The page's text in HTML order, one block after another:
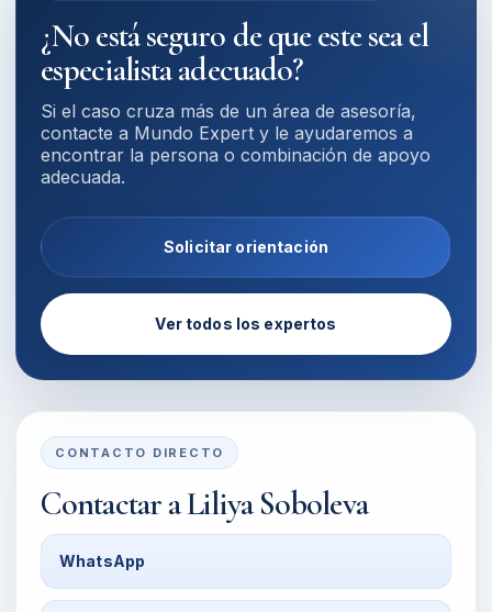
¿No está seguro de que este sea el
especialista adecuado?
Si el caso cruza más de un área de asesoría,
contacte a Mundo Expert y le ayudaremos a
encontrar la persona o combinación de apoyo
adecuada.
Solicitar orientación
Ver todos los expertos
CONTACTO DIRECTO
Contactar aLiliya Soboleva
WhatsApp